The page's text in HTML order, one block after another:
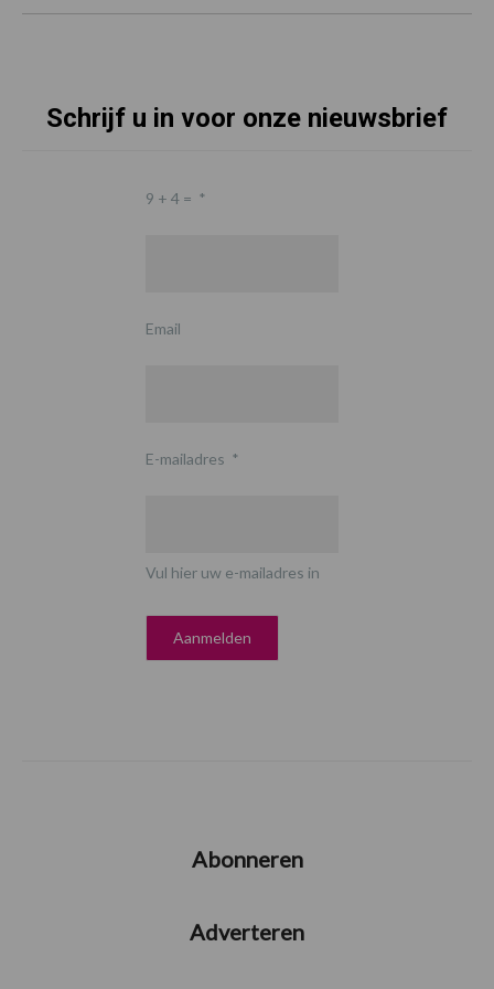
Schrijf u in voor onze nieuwsbrief
9 + 4 = *
Email
E-mailadres *
Vul hier uw e-mailadres in
Abonneren
Adverteren